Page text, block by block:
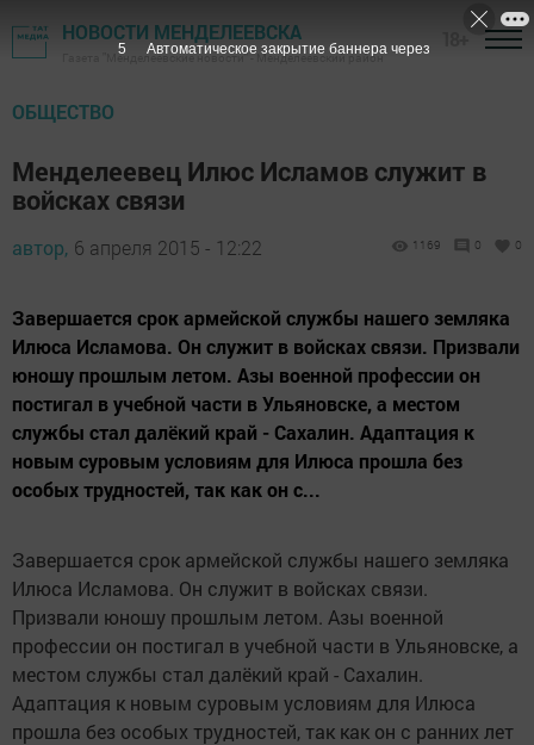
НОВОСТИ МЕНДЕЛЕЕВСКА
Газета "Менделеевские новости" - Менделеевский район
ОБЩЕСТВО
Менделеевец Илюс Исламов служит в
войсках связи
автор, 6 апреля 2015 - 12:22 1169 0 0
Завершается срок армейской службы нашего земляка
Илюса Исламова. Он служит в войсках связи. Призвали
юношу прошлым летом. Азы военной профессии он
постигал в учебной части в Ульяновске, а местом
службы стал далёкий край - Сахалин. Адаптация к
новым суровым условиям для Илюса прошла без
особых трудностей, так как он с...
Завершается срок армейской службы нашего земляка
Илюса Исламова. Он служит в войсках связи.
Призвали юношу прошлым летом. Азы военной
профессии он постигал в учебной части в Ульяновске, а
местом службы стал далёкий край - Сахалин.
Адаптация к новым суровым условиям для Илюса
прошла без особых трудностей, так как он с ранних лет
4 Автоматическое закрытие баннера через